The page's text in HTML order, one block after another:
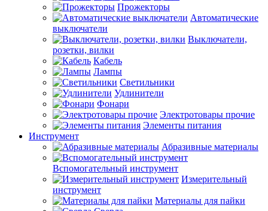
Прожекторы
Автоматические
выключатели
Выключатели,
розетки, вилки
Кабель
Лампы
Светильники
Удлинители
Фонари
Электротовары прочие
Элементы питания
Инструмент
Абразивные материалы
Вспомогательный инструмент
Измерительный
инструмент
Материалы для пайки